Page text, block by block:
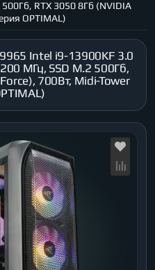
RTX 3050 8Гб (NVIDIA
OPTIMAL)
Intel i9-13900KF 3.0
МГц, SSD M.2 500Гб,
700Вт, Midi-Tower